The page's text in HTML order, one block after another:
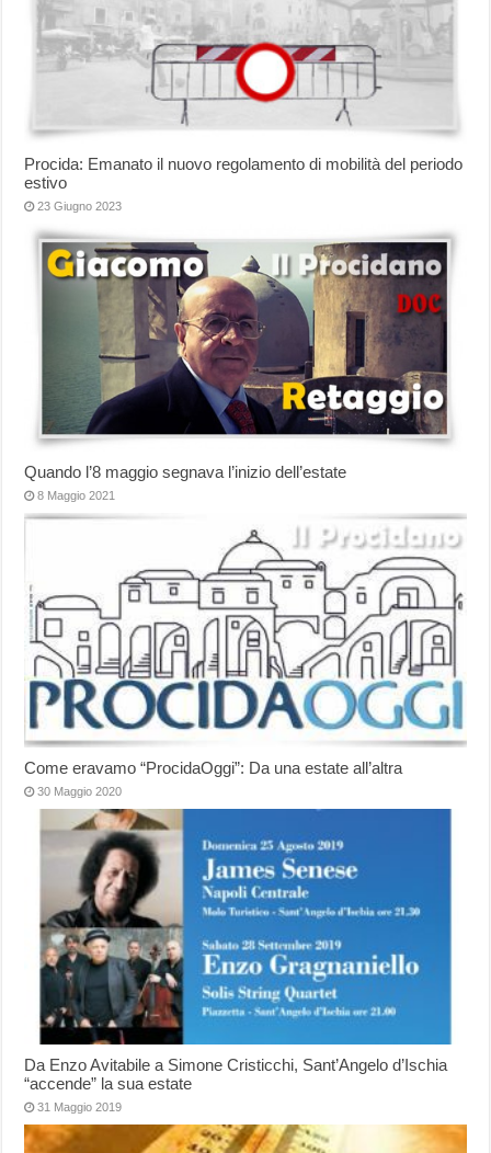
Procida: Emanato il nuovo regolamento di mobilità del periodo
estivo
23 Giugno 2023
Quando l’8 maggio segnava l’inizio dell’estate
8 Maggio 2021
Come eravamo “ProcidaOggi”: Da una estate all’altra
30 Maggio 2020
Da Enzo Avitabile a Simone Cristicchi, Sant’Angelo d’Ischia
“accende” la sua estate
31 Maggio 2019